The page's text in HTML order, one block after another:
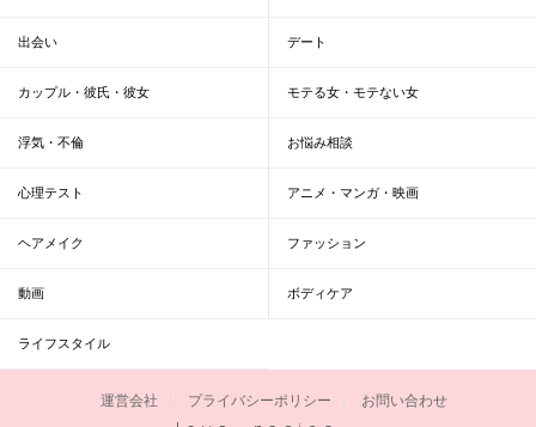
出会い デート
カップル・彼氏・彼女 モテる女・モテない女
浮気・不倫 お悩み相談
心理テスト アニメ・マンガ・映画
ヘアメイク ファッション
動画 ボディケア
ライフスタイル
運営会社 プライバシーポリシー お問い合わせ